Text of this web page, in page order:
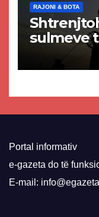
RAJONI & BOTA
sulmeve
Portal informativ
e-gazeta do të
E-mail: